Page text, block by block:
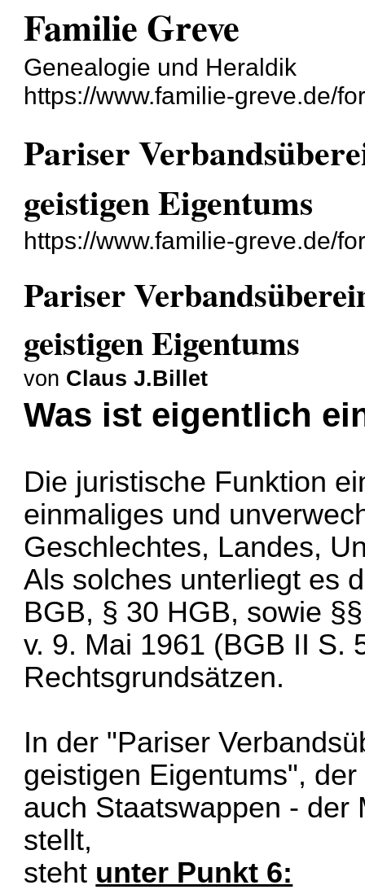
Familie Greve
Genealogie und Heraldik
https://www.familie-greve.de/
Pariser
geistigen Eigentums
https://www.familie-greve.de/
Pariser
geistigen Eigentums
von Claus J.Billet
Was ist eigentlich
Die juristische Funktion
einmaliges und
Geschlechtes, Landes,
Als solches unterliegt es
BGB, § 30 HGB, sowie
v. 9. Mai 1961 (BGB II S.
Rechtsgrundsätzen.
In der "Pariser
geistigen Eigentums",
auch Staatswappen - der
stellt,
steht unter Punkt 6: